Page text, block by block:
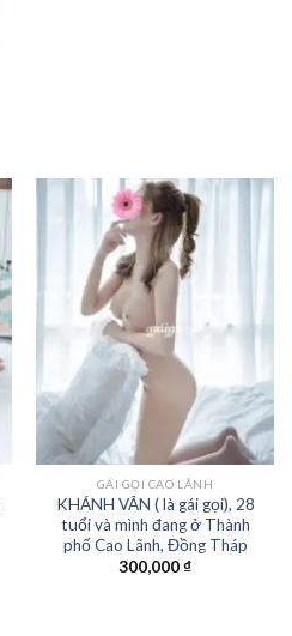
GÁI GỌI CAO LÃNH
KHÁNH VÂN ( là gái gọi), 28
tuổi và mình đang ở Thành
phố Cao Lãnh, Đồng Tháp
300,000₫